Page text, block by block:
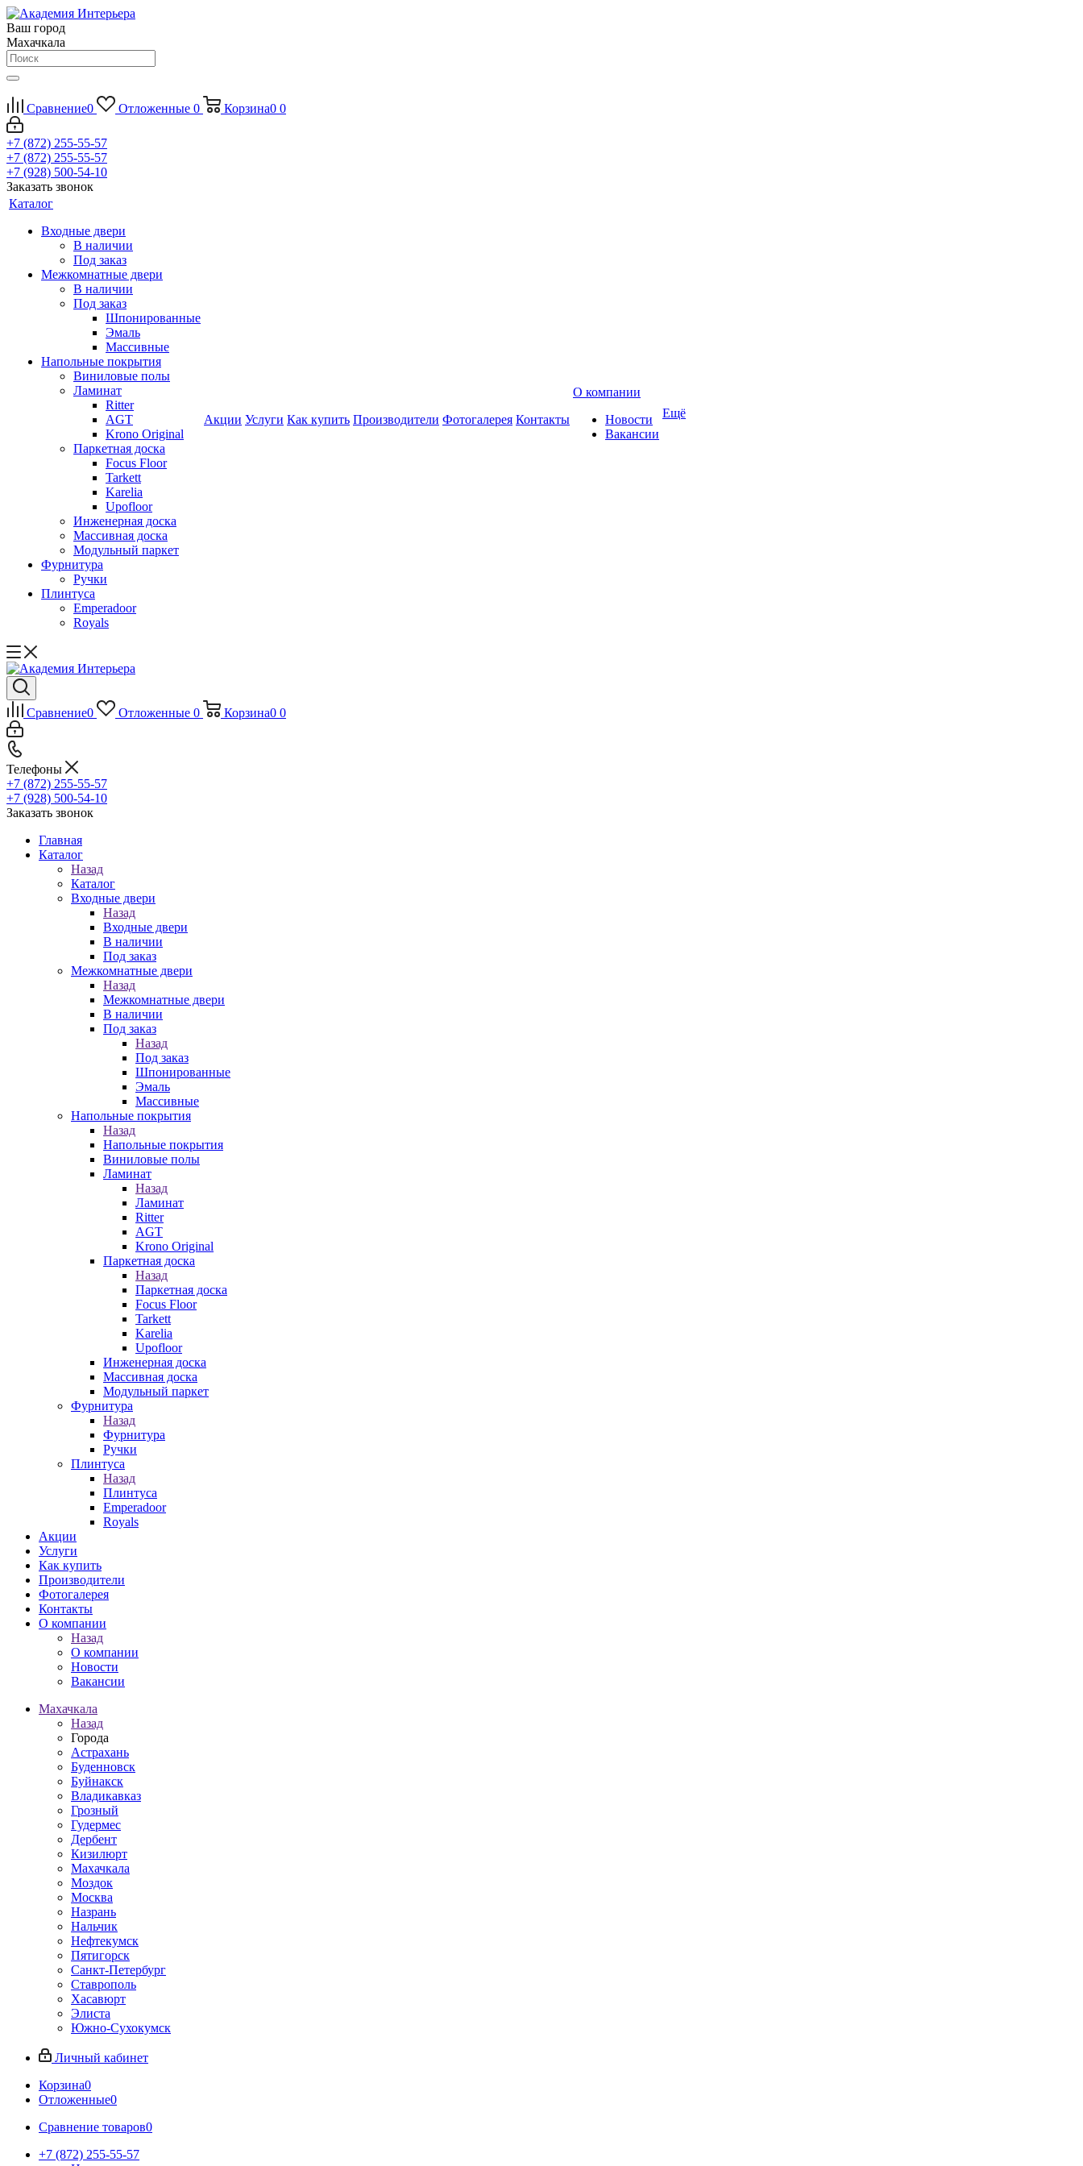
Ваш город
Махачкала
Сравнение0 Отложенные 0 Корзина0 0
+7 (872) 255-55-57
+7 (872) 255-55-57
+7 (928) 500-54-10
Заказать звонок
Каталог
Входные двери
В наличии
Под заказ
Межкомнатные двери
В наличии
Под заказ
Шпонированные
Эмаль
Массивные
Напольные покрытия
Виниловые полы
Ламинат
Ritter
AGT
Krono Original
Паркетная доска
Focus Floor
Tarkett
Karelia
Upofloor
Инженерная доска
Массивная доска
Модульный паркет
Фурнитура
Ручки
Плинтуса
Emperadoor
Royals
Акции Услуги Как купить Производители Фотогалерея Контакты
О компании
Новости
Вакансии
Ещё
Сравнение0 Отложенные 0 Корзина0 0
Телефоны
+7 (872) 255-55-57
+7 (928) 500-54-10
Заказать звонок
Главная
Каталог
Назад
Каталог
Входные двери
Назад
Входные двери
В наличии
Под заказ
Межкомнатные двери
Назад
Межкомнатные двери
В наличии
Под заказ
Назад
Под заказ
Шпонированные
Эмаль
Массивные
Напольные покрытия
Назад
Напольные покрытия
Виниловые полы
Ламинат
Назад
Ламинат
Ritter
AGT
Krono Original
Паркетная доска
Назад
Паркетная доска
Focus Floor
Tarkett
Karelia
Upofloor
Инженерная доска
Массивная доска
Модульный паркет
Фурнитура
Назад
Фурнитура
Ручки
Плинтуса
Назад
Плинтуса
Emperadoor
Royals
Акции
Услуги
Как купить
Производители
Фотогалерея
Контакты
О компании
Назад
О компании
Новости
Вакансии
Махачкала
Назад
Города
Астрахань
Буденновск
Буйнакск
Владикавказ
Грозный
Гудермес
Дербент
Кизилюрт
Махачкала
Моздок
Москва
Назрань
Нальчик
Нефтекумск
Пятигорск
Санкт-Петербург
Ставрополь
Хасавюрт
Элиста
Южно-Сухокумск
Личный кабинет
Корзина0
Отложенные0
Сравнение товаров0
+7 (872) 255-55-57